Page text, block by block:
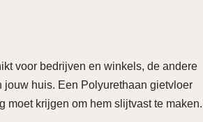
voor bedrijven en winkels, de andere
huis. Een Polyurethaan gietvloer
moet krijgen om hem slijtvast te maken.